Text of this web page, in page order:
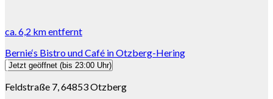
ca. 6,2 kmentfernt
Bernie‘s Bistro und Café in Otzberg-Hering
Jetzt geöffnet (bis 23:00 Uhr)
Feldstraße 7, 64853 Otzberg